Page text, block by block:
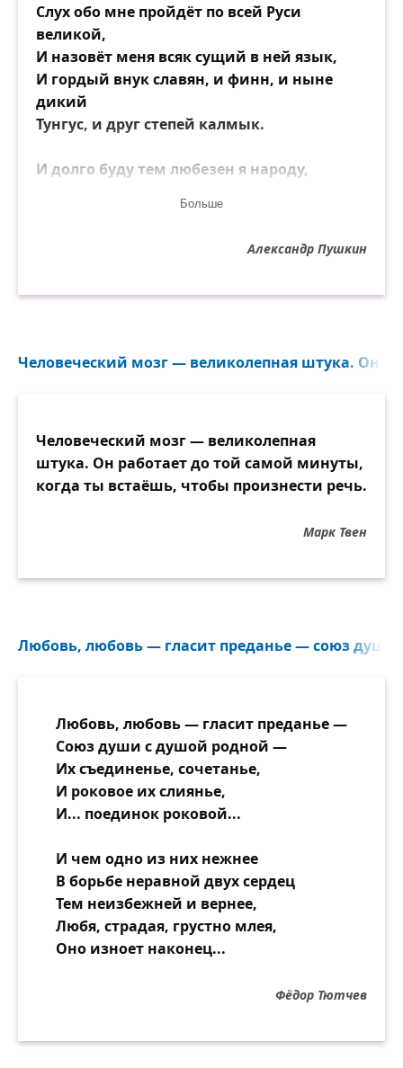
Слух обо мне пройдёт по всей Руси
великой,
И назовёт меня всяк сущий в ней язык,
И гордый внук славян, и финн, и ныне
дикий
Тунгус, и друг степей калмык.
И долго буду тем любезен я народу,
Что в мой жестокий век восславил я
И милость к падшим призывал.
Веленью бoжию, о муза, будь послушна,
И не оспаривай глупца.
Больше
Александр Пушкин
Человеческий мозг — великолепная штука. Он
Человеческий мозг — великолепная
штука. Он работает до той самой минуты,
когда ты встаёшь, чтобы произнести речь.
Марк Твен
Любовь, любовь — гласит преданье — союз души
Любовь, любовь — гласит преданье —
Союз души с душой родной —
Их съединенье, сочетанье,
И роковое их слиянье,
И... поединок роковой...
И чем одно из них нежнее
В борьбе неравной двух сердец
Тем неизбежней и вернее,
Любя, страдая, грустно млея,
Оно изноет наконец...
Фёдор Тютчев